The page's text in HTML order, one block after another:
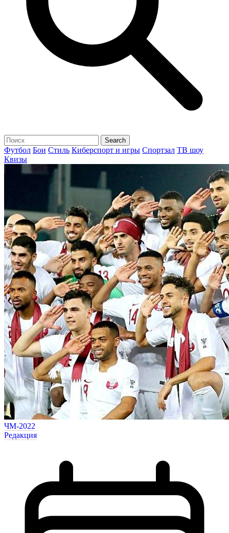
Футбол Бои Стиль Киберспорт и игры Спортзал ТВ шоу
Квизы
ЧМ-2022
Редакция